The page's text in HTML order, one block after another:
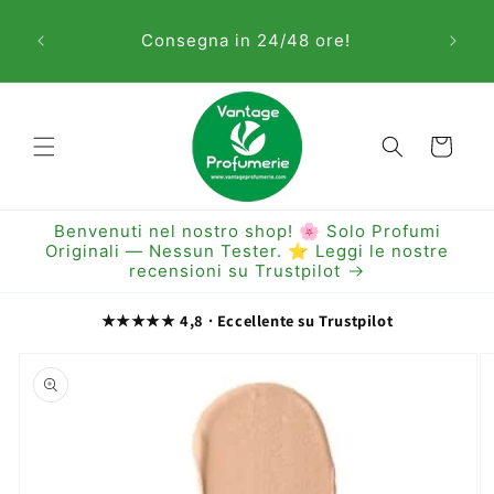
ai contenuti
Consegna in 24/48 ore!
Carrello
Benvenuti nel nostro shop! 🌸 Solo Profumi
Originali — Nessun Tester. ⭐ Leggi le nostre
recensioni su Trustpilot
★★★★★ 4,8 · Eccellente su Trustpilot
informazioni
sul prodotto